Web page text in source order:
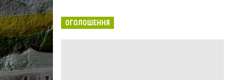
ОГОЛОШЕННЯ